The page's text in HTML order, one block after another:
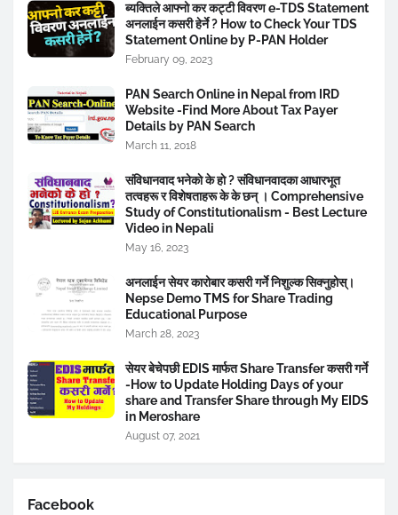
ब्यक्तिले आफ्नो कर कट्टी विवरण e-TDS Statement
अनलाईन कसरी हेर्ने ? How to Check Your TDS
Statement Online by P-PAN Holder
February 09, 2023
PAN Search Online in Nepal from IRD
Website -Find More About Tax Payer
Details by PAN Search
March 11, 2018
संविधानवाद भनेकाे के हाे ? संविधानवादका आधारभूत
तत्वहरू र विशेषताहरू के के छन् । Comprehensive
Study of Constitutionalism - Best Lecture
Video in Nepali
May 16, 2023
अनलाईन सेयर कारोबार कसरी गर्ने निशुल्क सिक्नुहोस्।
Nepse Demo TMS for Share Trading
Educational Purpose
March 28, 2023
सेयर बेचेपछी EDIS मार्फत Share Transfer कसरी गर्ने
-How to Update Holding Days of your
share and Transfer Share through My EIDS
in Meroshare
August 07, 2021
Facebook